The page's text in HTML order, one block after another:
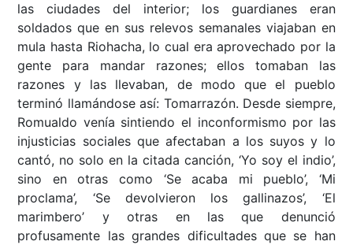
las ciudades del interior; los guardianes eran
soldados que en sus relevos semanales viajaban en
mula hasta Riohacha, lo cual era aprovechado por la
gente para mandar razones; ellos tomaban las
razones y las llevaban, de modo que el pueblo
terminó llamándose así: Tomarrazón. Desde siempre,
Romualdo venía sintiendo el inconformismo por las
injusticias sociales que afectaban a los suyos y lo
cantó, no solo en la citada canción, ‘Yo soy el indio’,
sino en otras como ‘Se acaba mi pueblo’, ‘Mi
proclama’, ‘Se devolvieron los gallinazos’, ‘El
marimbero’ y otras en las que denunció
profusamente las grandes dificultades que se han